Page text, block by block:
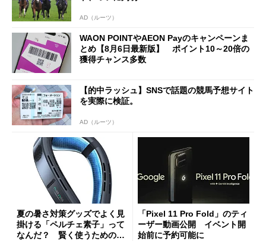
AD（ルーツ）
WAON POINTやAEON Payのキャンペーンま
とめ【8月6日最新版】 ポイント10～20倍の
獲得チャンス多数
【的中ラッシュ】SNSで話題の競馬予想サイト
を実際に検証。
AD（ルーツ）
夏の暑さ対策グッズでよく見
掛ける「ペルチェ素子」って
なんだ？ 賢く使うための注
「Pixel 11 Pro Fold」のティ
ーザー動画公開 イベント開
始前に予約可能に